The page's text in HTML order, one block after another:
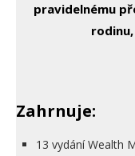
pravidelnému
Zahrnuje:
13 vydání Wealth